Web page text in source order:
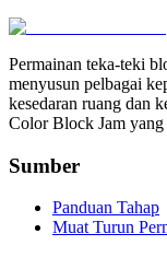
Permainan teka-teki
menyusun pelbagai
kesedaran ruang dan
Color Block Jam
Sumber
Panduan Tahap
Muat Turun